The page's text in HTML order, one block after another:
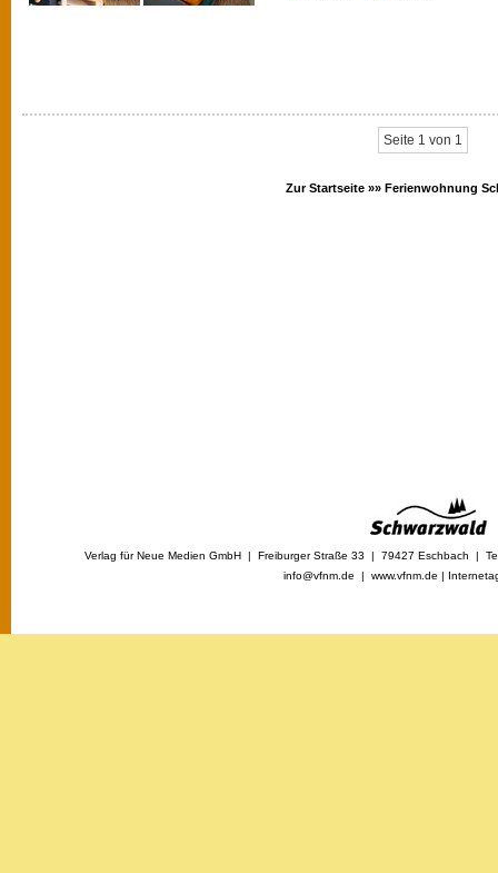
Seite 1 von 1
Zur Startseite »» Ferienwohnung
Verlag für Neue Medien GmbH | Freiburger Straße 33 | 79427 Eschbach |
info@vfnm.de | www.vfnm.de |